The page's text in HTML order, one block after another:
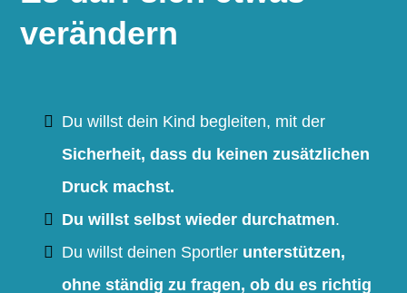
verändern
Du willst dein Kind begleiten, mit der
Sicherheit, dass du keinen zusätzlichen
Druck machst.
Du willst selbst wieder durchatmen.
Du willst deinen Sportler unterstützen,
ohne ständig zu fragen, ob du es richtig